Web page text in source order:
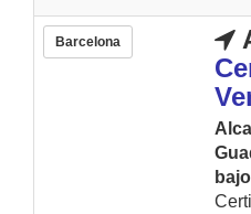
Barcelona